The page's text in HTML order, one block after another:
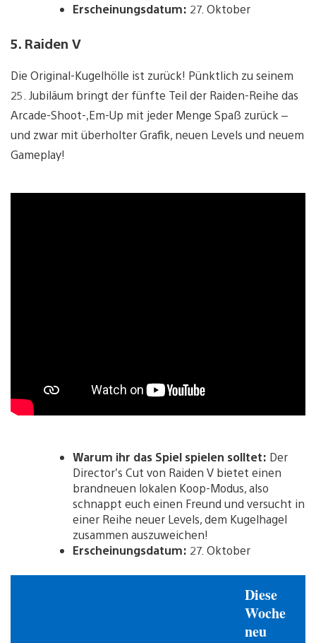
Erscheinungsdatum: 27. Oktober
5. Raiden V
Die Original-Kugelhölle ist zurück! Pünktlich zu seinem
25. Jubiläum bringt der fünfte Teil der Raiden-Reihe das
Arcade-Shoot-‚Em-Up mit jeder Menge Spaß zurück –
und zwar mit überholter Grafik, neuen Levels und neuem
Gameplay!
Warum ihr das Spiel spielen solltet: Der
Director’s Cut von Raiden V bietet einen
brandneuen lokalen Koop-Modus, also
schnappt euch einen Freund und versucht in
einer Reihe neuer Levels, dem Kugelhagel
zusammen auszuweichen!
Erscheinungsdatum: 27. Oktober
Diese
Woche
neu